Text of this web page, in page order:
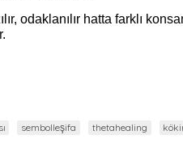
odaklanılır hatta farklı
sembolleşifa thetahealing